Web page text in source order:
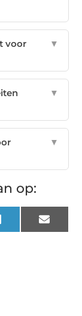
voor
▼
▼
▼
op:
LinkedIn Email